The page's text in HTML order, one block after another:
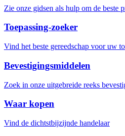
Zie onze gidsen als hulp om de beste
Toepassing-zoeker
Vind het beste gereedschap voor uw
Bevestigingsmiddelen
Zoek in onze uitgebreide reeks
Waar kopen
Vind de dichtstbijzijnde handelaar